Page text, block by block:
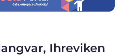
Ihreviken